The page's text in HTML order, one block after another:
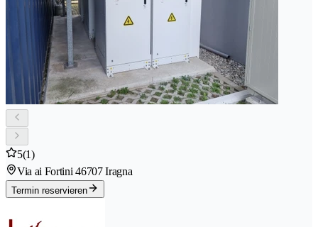
5(1)
Via ai Fortini 46707 Iragna
Termin reservieren